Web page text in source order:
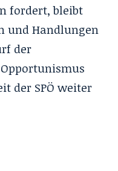
fordert, bleibt
und Handlungen
der
der SPÖ weiter